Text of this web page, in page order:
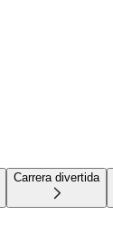
Carrera divertida